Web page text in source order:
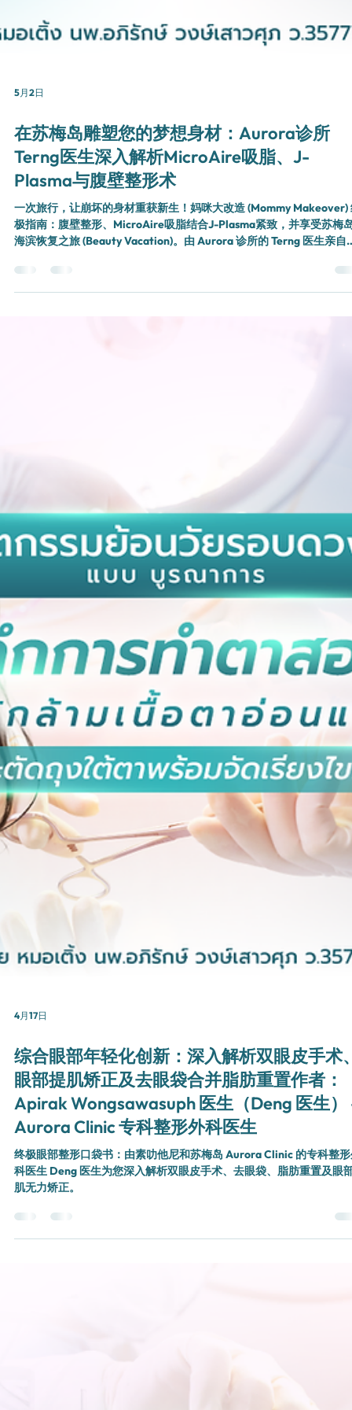
在苏梅岛雕塑您的梦想身材：Aurora诊所
Terng医生深入解析MicroAire吸脂、J-
Plasma与腹壁整形术
一次旅行，让崩坏的身材重获新生！妈咪大改造 (Mommy Makeover)
极指南：腹壁整形、MicroAire吸脂结合J-Plasma紧致，并享受苏梅
海滨恢复之旅 (Beauty Vacation)。由 Aurora 诊所的 Terng 医生亲自
理。